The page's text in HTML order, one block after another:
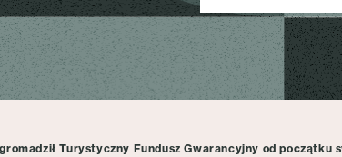
Turystyczny Fundusz Gwarancyjny od początku